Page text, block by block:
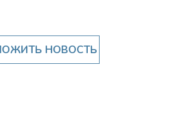
НОВОСТЬ